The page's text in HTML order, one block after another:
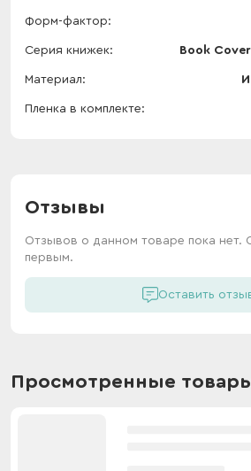
Форм-фактор
Серия книжек Book
Материал
Пленка в комплекте
Отзывы
Отзывов о данном товаре пока нет.
первым.
Оставить
Просмотренные